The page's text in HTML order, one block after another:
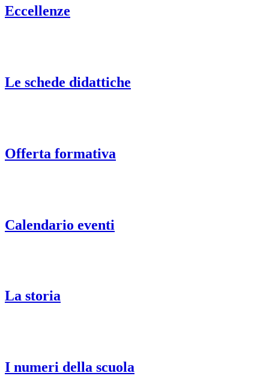
Eccellenze
Le schede didattiche
Offerta formativa
Calendario eventi
La storia
I numeri della scuola